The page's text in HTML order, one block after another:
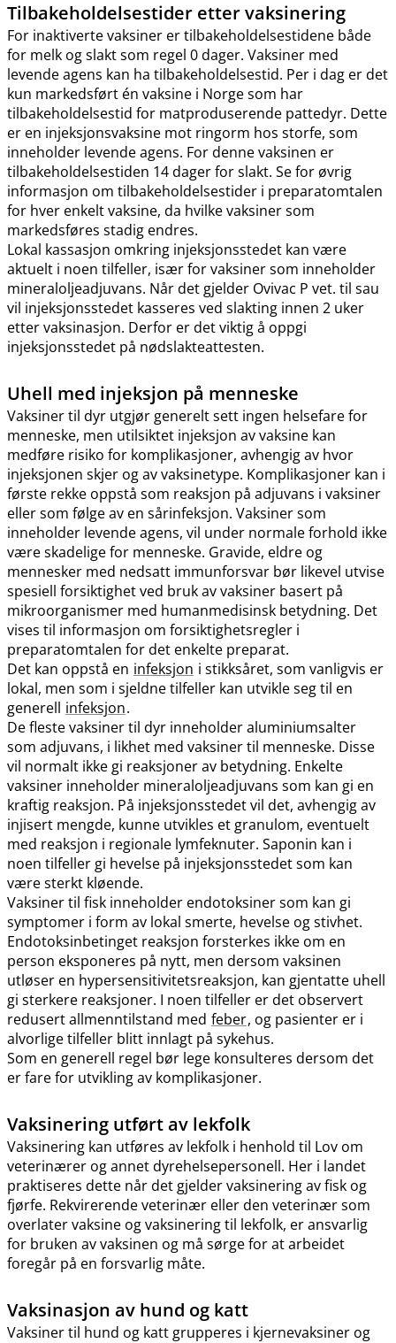
Tilbakeholdelsestider etter vaksinering
For inaktiverte vaksiner er tilbakeholdelsestidene både
for melk og slakt som regel 0 dager. Vaksiner med
levende agens kan ha tilbakeholdelsestid. Per i dag er det
kun markedsført én vaksine i Norge som har
tilbakeholdelsestid for matproduserende pattedyr. Dette
er en injeksjonsvaksine mot ringorm hos storfe, som
inneholder levende agens. For denne vaksinen er
tilbakeholdelsestiden 14 dager for slakt. Se for øvrig
informasjon om tilbakeholdelsestider i preparatomtalen
for hver enkelt vaksine, da hvilke vaksiner som
markedsføres stadig endres.
Lokal kassasjon omkring injeksjonsstedet kan være
aktuelt i noen tilfeller, især for vaksiner som inneholder
mineraloljeadjuvans. Når det gjelder Ovivac P vet. til sau
vil injeksjonsstedet kasseres ved slakting innen 2 uker
etter vaksinasjon. Derfor er det viktig å oppgi
injeksjonsstedet på nødslakteattesten.
Uhell med injeksjon på menneske
Vaksiner til dyr utgjør generelt sett ingen helsefare for
menneske, men utilsiktet injeksjon av vaksine kan
medføre risiko for komplikasjoner, avhengig av hvor
injeksjonen skjer og av vaksinetype. Komplikasjoner kan i
første rekke oppstå som reaksjon på adjuvans i vaksiner
eller som følge av en sårinfeksjon. Vaksiner som
inneholder levende agens, vil under normale forhold ikke
være skadelige for menneske. Gravide, eldre og
mennesker med nedsatt immunforsvar bør likevel utvise
spesiell forsiktighet ved bruk av vaksiner basert på
mikroorganismer med humanmedisinsk betydning. Det
vises til informasjon om forsiktighetsregler i
preparatomtalen for det enkelte preparat.
Det kan oppstå en infeksjon i stikksåret, som vanligvis er
lokal, men som i sjeldne tilfeller kan utvikle seg til en
generell infeksjon.
De fleste vaksiner til dyr inneholder aluminiumsalter
som adjuvans, i likhet med vaksiner til menneske. Disse
vil normalt ikke gi reaksjoner av betydning. Enkelte
vaksiner inneholder mineraloljeadjuvans som kan gi en
kraftig reaksjon. På injeksjonsstedet vil det, avhengig av
injisert mengde, kunne utvikles et granulom, eventuelt
med reaksjon i regionale lymfeknuter. Saponin kan i
noen tilfeller gi hevelse på injeksjonsstedet som kan
være sterkt kløende.
Vaksiner til fisk inneholder endotoksiner som kan gi
symptomer i form av lokal smerte, hevelse og stivhet.
Endotoksinbetinget reaksjon forsterkes ikke om en
person eksponeres på nytt, men dersom vaksinen
utløser en hypersensitivitetsreaksjon, kan gjentatte uhell
gi sterkere reaksjoner. I noen tilfeller er det observert
redusert allmenntilstand med feber, og pasienter er i
alvorlige tilfeller blitt innlagt på sykehus.
Som en generell regel bør lege konsulteres dersom det
er fare for utvikling av komplikasjoner.
Vaksinering utført av lekfolk
Vaksinering kan utføres av lekfolk i henhold til Lov om
veterinærer og annet dyrehelsepersonell. Her i landet
praktiseres dette når det gjelder vaksinering av fisk og
fjørfe. Rekvirerende veterinær eller den veterinær som
overlater vaksine og vaksinering til lekfolk, er ansvarlig
for bruken av vaksinen og må sørge for at arbeidet
foregår på en forsvarlig måte.
Vaksinasjon av hund og katt
Vaksiner til hund og katt grupperes i kjernevaksiner og